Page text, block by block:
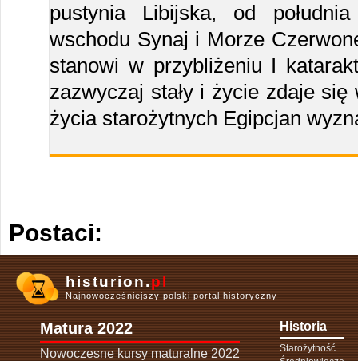
pustynia Libijska, od
wschodu Synaj i Morze
stanowi w przybliżeniu I
zazwyczaj stały i życie zdaje
życia starożytnych Egipcjan
Postaci:
histurion.pl
Najnowocześniejszy polski portal historyczny
Matura 2022
Nowoczesne kursy maturalne 2022
Historia
Starożytność